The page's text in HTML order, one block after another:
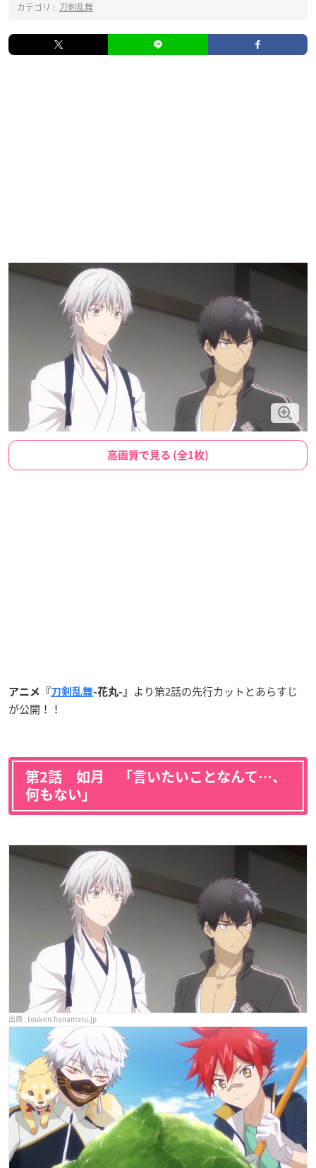
カテゴリ : 刀剣乱舞
高画質で見る (全1枚)
アニメ『刀剣乱舞-花丸-』
より第2話の先行カットとあらすじ
が公開！！
第2話 如月 「言いたいことなんて…、
何もない」
touken-hanamaru.jp